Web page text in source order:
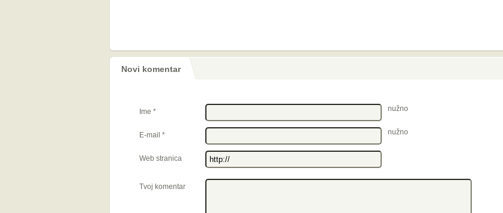
Novi komentar
Ime * nužno
E-mail * nužno
Web stranica
Tvoj komentar